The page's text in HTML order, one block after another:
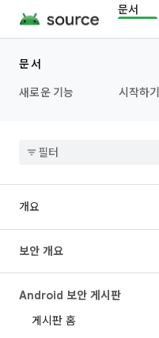
문서
문서
새로운 기능
시작하기
개요
보안 개요
Android 보안 게시판
게시판 홈